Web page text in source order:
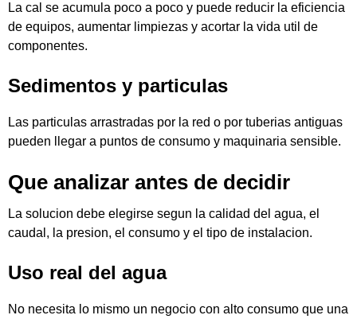
La cal se acumula poco a poco y puede reducir la eficiencia
de equipos, aumentar limpiezas y acortar la vida util de
componentes.
Sedimentos y particulas
Las particulas arrastradas por la red o por tuberias antiguas
pueden llegar a puntos de consumo y maquinaria sensible.
Que analizar antes de decidir
La solucion debe elegirse segun la calidad del agua, el
caudal, la presion, el consumo y el tipo de instalacion.
Uso real del agua
No necesita lo mismo un negocio con alto consumo que una